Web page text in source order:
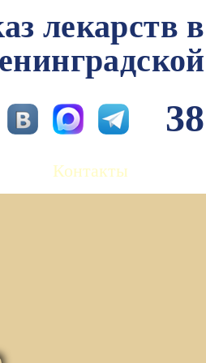
лекарств
Контакты